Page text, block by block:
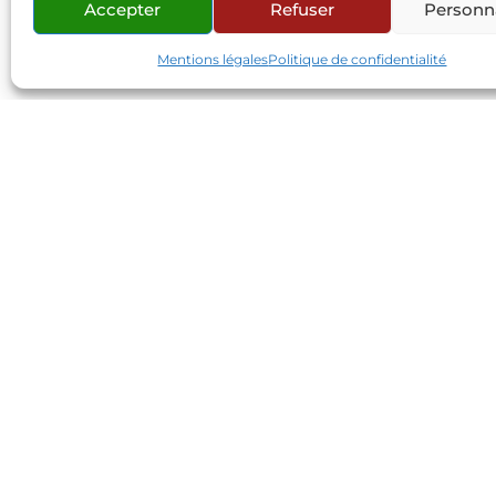
Accepter Refuser
Mentions légalesPolitique de confidentialité
Nom